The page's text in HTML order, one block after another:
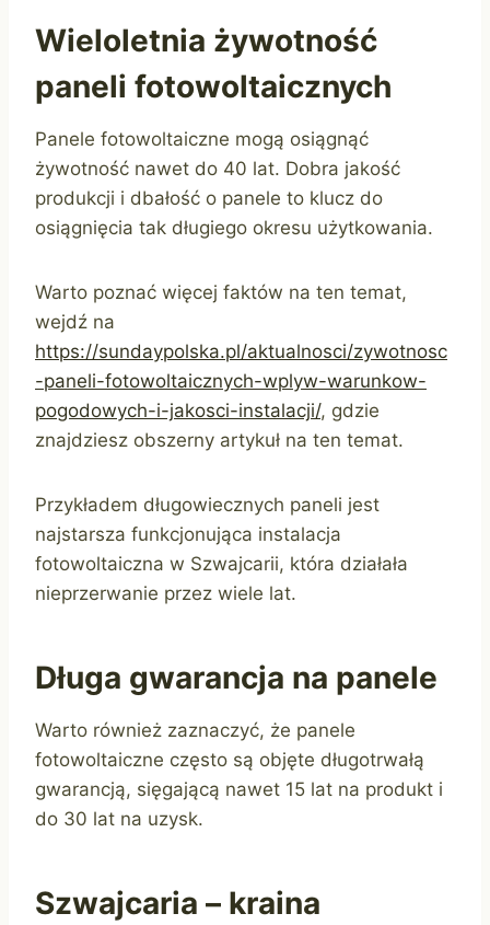
Wieloletnia żywotność
paneli fotowoltaicznych
Panele fotowoltaiczne mogą osiągnąć
żywotność nawet do 40 lat. Dobra jakość
produkcji i dbałość o panele to klucz do
osiągnięcia tak długiego okresu użytkowania.
Warto poznać więcej faktów na ten temat,
wejdź na
https://sundaypolska.pl/aktualnosci/zywotnosc
-paneli-fotowoltaicznych-wplyw-warunkow-
pogodowych-i-jakosci-instalacji/, gdzie
znajdziesz obszerny artykuł na ten temat.
Przykładem długowiecznych paneli jest
najstarsza funkcjonująca instalacja
fotowoltaiczna w Szwajcarii, która działała
nieprzerwanie przez wiele lat.
Długa gwarancja na panele
Warto również zaznaczyć, że panele
fotowoltaiczne często są objęte długotrwałą
gwarancją, sięgającą nawet 15 lat na produkt i
do 30 lat na uzysk.
Szwajcaria – kraina